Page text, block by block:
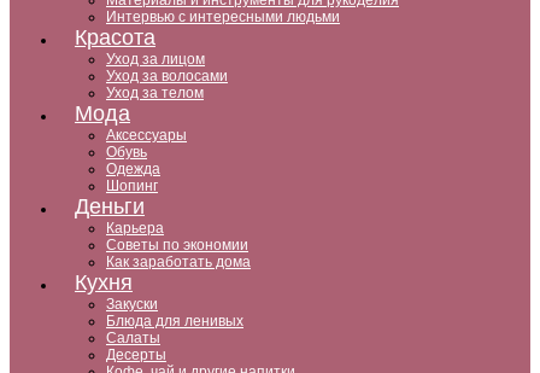
Интервью с интересными людьми
Красота
Уход за лицом
Уход за волосами
Уход за телом
Мода
Аксессуары
Обувь
Одежда
Шопинг
Деньги
Карьера
Советы по экономии
Как заработать дома
Кухня
Закуски
Блюда для ленивых
Салаты
Десерты